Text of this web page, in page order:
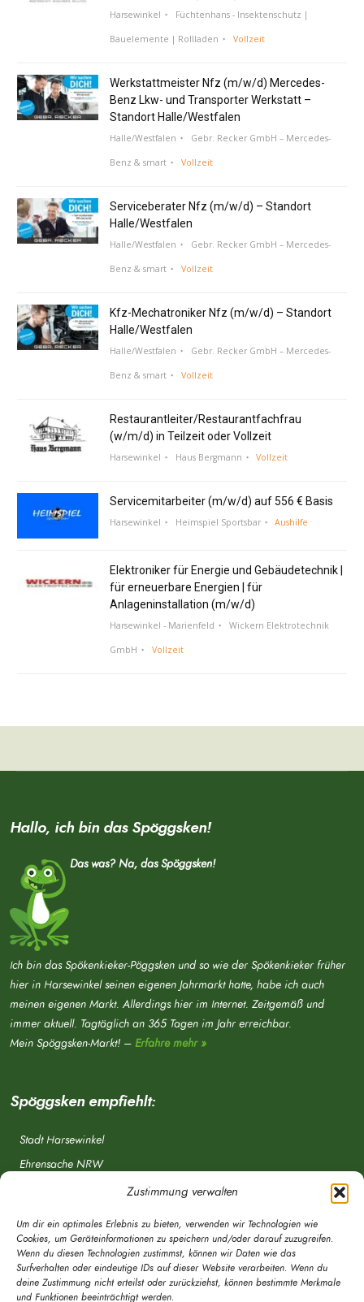
Zustimmung verwalten
Um dir ein optimales Erlebnis zu bieten, verwenden wir Technologien wie
Cookies, um Geräteinformationen zu speichern und/oder darauf zuzugreifen.
Wenn du diesen Technologien zustimmst, können wir Daten wie das
Surfverhalten oder eindeutige IDs auf dieser Website verarbeiten. Wenn du
deine Zustimmung nicht erteilst oder zurückziehst, können bestimmte Merkmale
und Funktionen beeinträchtigt werden.
Harsewinkel Füchtenhans - Insektenschutz |
Bauelemente | Rollladen Vollzeit
Werkstattmeister Nfz (m/w/d) Mercedes-
Benz Lkw- und Transporter Werkstatt –
Standort Halle/Westfalen
Halle/Westfalen Gebr. Recker GmbH – Mercedes-
Benz & smart Vollzeit
Serviceberater Nfz (m/w/d) – Standort
Halle/Westfalen
Halle/Westfalen Gebr. Recker GmbH – Mercedes-
Benz & smart Vollzeit
Kfz-Mechatroniker Nfz (m/w/d) – Standort
Halle/Westfalen
Halle/Westfalen Gebr. Recker GmbH – Mercedes-
Benz & smart Vollzeit
Restaurantleiter/Restaurantfachfrau
(w/m/d) in Teilzeit oder Vollzeit
Harsewinkel Haus Bergmann Vollzeit
Servicemitarbeiter (m/w/d) auf 556 € Basis
Harsewinkel Heimspiel Sportsbar Aushilfe
Elektroniker für Energie und Gebäudetechnik |
für erneuerbare Energien | für
Anlageninstallation (m/w/d)
Harsewinkel - Marienfeld Wickern Elektrotechnik
GmbH Vollzeit
Hallo, ich bin das Spöggsken!
Das was? Na, das Spöggsken!
Ich bin das Spökenkieker-Pöggsken und so wie der Spökenkieker früher
hier in Harsewinkel seinen eigenen Jahrmarkt hatte, habe ich auch
meinen eigenen Markt. Allerdings hier im Internet. Zeitgemäß und
immer aktuell. Tagtäglich an 365 Tagen im Jahr erreichbar.
Mein Spöggsken-Markt! – Erfahre mehr »
Spöggsken empfiehlt:
Stadt Harsewinkel
Ehrensache NRW
OWL Verkehr
Greffen.de
Verkehrsverein Harsewinkel e. V.